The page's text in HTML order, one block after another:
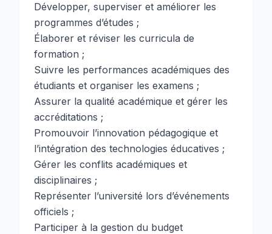
Développer, superviser et améliorer les
programmes d’études ;
Élaborer et réviser les curricula de
formation ;
Suivre les performances académiques des
étudiants et organiser les examens ;
Assurer la qualité académique et gérer les
accréditations ;
Promouvoir l’innovation pédagogique et
l’intégration des technologies éducatives ;
Gérer les conflits académiques et
disciplinaires ;
Représenter l’université lors d’événements
officiels ;
Participer à la gestion du budget